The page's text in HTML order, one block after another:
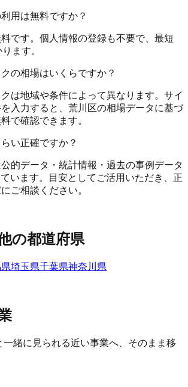
用は無料ですか？
です。個人情報の登録も不要で、最短
ます。
の相場はいくらですか？
は地域や条件によって異なります。サイ
入力すると、荒川区の相場データに基づ
で確認できます。
い正確ですか？
的データ・統計情報・過去の事例データ
います。目安としてご活用いただき、正
ご相談ください。
の都道府県
埼玉県千葉県神奈川県
緒に見られる近い事業へ、そのまま移